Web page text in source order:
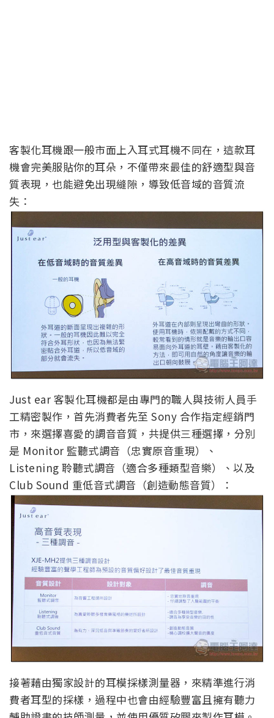
客製化耳機跟一般市面上入耳式耳機不同在，這款耳
機會完美服貼你的耳朵，不僅帶來最佳的舒適型與音
質表現，也能避免出現縫隙，導致低音域的音質流
失：
Just ear 客製化耳機都是由專門的職人與技術人員手
工精密製作，首先消費者先至 Sony 合作指定經銷門
市，來選擇喜愛的調音音質，共提供三種選擇，分別
是 Monitor 監聽式調音（忠實原音重現）、
Listening 聆聽式調音（適合多種類型音樂）、以及
Club Sound 重低音式調音（創造動態音質）：
接著藉由獨家設計的耳模採樣測量器，來精準進行消
費者耳型的採樣，過程中也會由經驗豐富且擁有聽力